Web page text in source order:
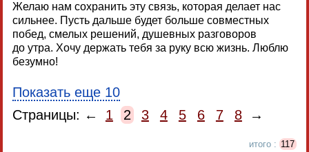
Желаю нам сохранить эту связь, которая делает нас
сильнее. Пусть дальше будет больше совместных
побед, смелых решений, душевных разговоров
до утра. Хочу держать тебя за руку всю жизнь. Люблю
безумно!
Показать еще 10
Страницы: ←
1 2 3 4 5 6 7 8 →
итого : 117